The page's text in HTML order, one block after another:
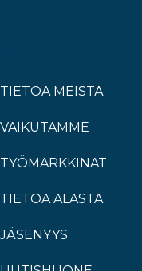
TIETOA MEISTÄ
VAIKUTAMME
TYÖMARKKINAT
TIETOA ALASTA
JÄSENYYS